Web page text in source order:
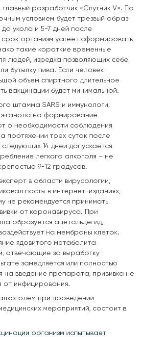
главный разработчик «Спутник V». По
условием будет трезвый образ
до укола и 5-7 дней после
организм успеет сформировать
такие короткие временные
людей, изредка позволяющих себе
бутылку пива. Если человек
объем спиртного длительное
вакцинации будет минимальной.
штамма SARS и иммунологи,
этанола на формирование
о необходимости соблюдения
протяжении трех суток после
14 дней допускается
легкого алкоголя – не
9-12 градусов.
в области вирусологии,
посты в интернет-изданиях,
не рекомендуется принимать
от коронавируса. При
образуется ацетальдегид,
на мембраны клеток.
ядовитого метаболита
отвечающие за выработку
замедляется или полностью
на введение препарата, прививка не
от инфицирования.
при проведении
мероприятий, состоит в
организм испытывает